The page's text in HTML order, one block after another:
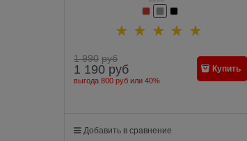
1 990 руб
1 190 руб
выгода 800 руб или 40%
Купить
Добавить в сравнение